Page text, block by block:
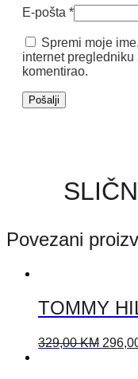
E-pošta *
Spremi moje
internet
komentirao.
Povezani
TOMMY
329,00KM